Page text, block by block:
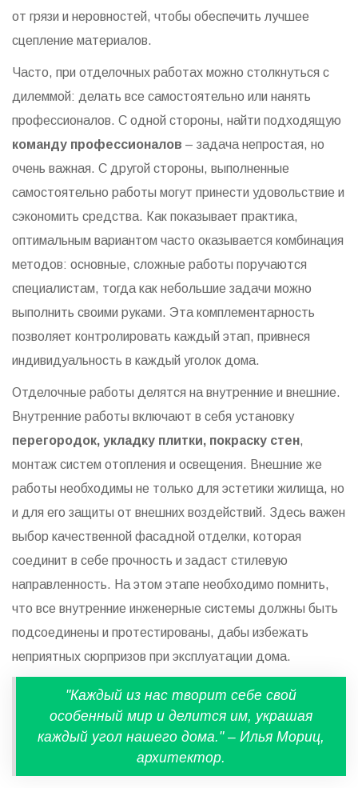
от грязи и неровностей, чтобы обеспечить лучшее
сцепление материалов.
Часто, при отделочных работах можно столкнуться с
дилеммой: делать все самостоятельно или нанять
профессионалов. С одной стороны, найти подходящую
команду профессионалов – задача непростая, но
очень важная. С другой стороны, выполненные
самостоятельно работы могут принести удовольствие и
сэкономить средства. Как показывает практика,
оптимальным вариантом часто оказывается комбинация
методов: основные, сложные работы поручаются
специалистам, тогда как небольшие задачи можно
выполнить своими руками. Эта комплементарность
позволяет контролировать каждый этап, привнеся
индивидуальность в каждый уголок дома.
Отделочные работы делятся на внутренние и внешние.
Внутренние работы включают в себя установку
перегородок, укладку плитки, покраску стен,
монтаж систем отопления и освещения. Внешние же
работы необходимы не только для эстетики жилища, но
и для его защиты от внешних воздействий. Здесь важен
выбор качественной фасадной отделки, которая
соединит в себе прочность и задаст стилевую
направленность. На этом этапе необходимо помнить,
что все внутренние инженерные системы должны быть
подсоединены и протестированы, дабы избежать
неприятных сюрпризов при эксплуатации дома.
"Каждый из нас творит себе свой
особенный мир и делится им, украшая
каждый угол нашего дома." – Илья Мориц,
архитектор.